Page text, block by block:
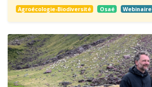
Agroécologie-Biodiversité Osaé Webinaire